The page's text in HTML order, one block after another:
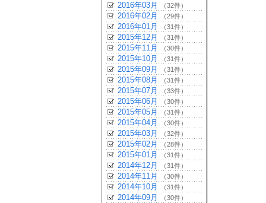
2016年03月 （32件）
2016年02月 （29件）
2016年01月 （31件）
2015年12月 （31件）
2015年11月 （30件）
2015年10月 （31件）
2015年09月 （31件）
2015年08月 （31件）
2015年07月 （33件）
2015年06月 （30件）
2015年05月 （31件）
2015年04月 （30件）
2015年03月 （32件）
2015年02月 （28件）
2015年01月 （31件）
2014年12月 （31件）
2014年11月 （30件）
2014年10月 （31件）
2014年09月 （30件）